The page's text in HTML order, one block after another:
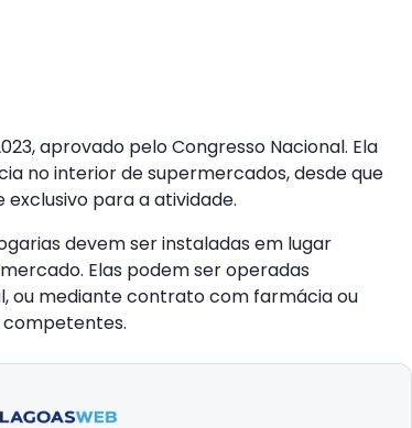
aprovado pelo Congresso Nacional. Ela
no interior de supermercados, desde que
para a atividade.
devem ser instaladas em lugar
Elas podem ser operadas
ou mediante contrato com farmácia ou